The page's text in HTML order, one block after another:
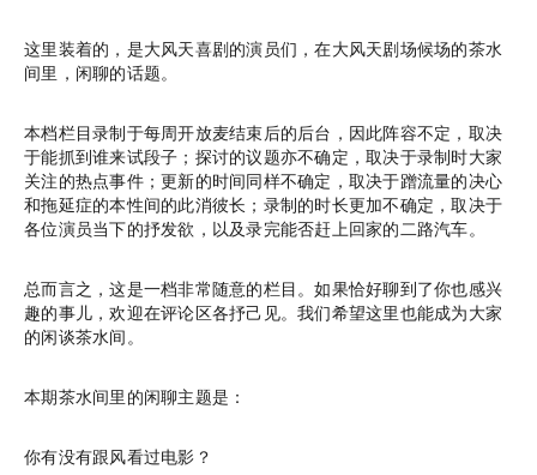
这里装着的，是大风天喜剧的演员们，在大风天剧场候场的茶水
间里，闲聊的话题。
本档栏目录制于每周开放麦结束后的后台，因此阵容不定，取决
于能抓到谁来试段子；探讨的议题亦不确定，取决于录制时大家
关注的热点事件；更新的时间同样不确定，取决于蹭流量的决心
和拖延症的本性间的此消彼长；录制的时长更加不确定，取决于
各位演员当下的抒发欲，以及录完能否赶上回家的二路汽车。
总而言之，这是一档非常随意的栏目。如果恰好聊到了你也感兴
趣的事儿，欢迎在评论区各抒己见。我们希望这里也能成为大家
的闲谈茶水间。
本期茶水间里的闲聊主题是：
你有没有跟风看过电影？